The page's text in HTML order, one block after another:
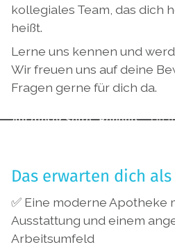
kollegiales Team, das dich
heißt.
Lerne uns kennen und
Wir freuen uns auf deine
Fragen gerne für dich da.
Auf dieser Seite Benefits
Das erwarten dich als
✅ Eine moderne Apotheke
Ausstattung und einem
Arbeitsumfeld